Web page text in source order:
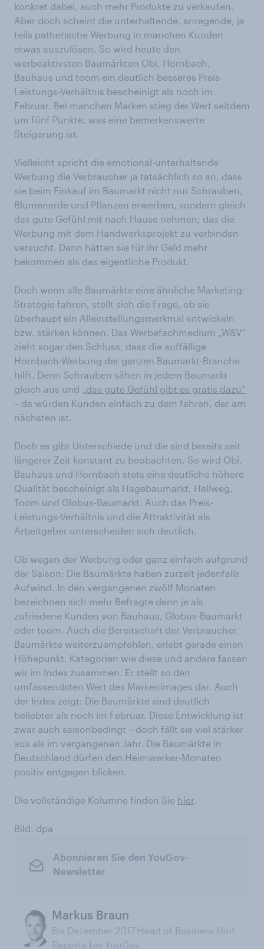
konkret dabei, auch mehr Produkte zu verkaufen.
Aber doch scheint die unterhaltende, anregende, ja
teils pathetische Werbung in manchen Kunden
etwas auszulösen. So wird heute den
werbeaktivsten Baumärkten Obi, Hornbach,
Bauhaus und toom ein deutlich besseres Preis-
Leistungs-Verhältnis bescheinigt als noch im
Februar. Bei manchen Marken stieg der Wert seitdem
um fünf Punkte, was eine bemerkenswerte
Steigerung ist.
Vielleicht spricht die emotional-unterhaltende
Werbung die Verbraucher ja tatsächlich so an, dass
sie beim Einkauf im Baumarkt nicht nur Schrauben,
Blumenerde und Pflanzen erwerben, sondern gleich
das gute Gefühl mit nach Hause nehmen, das die
Werbung mit dem Handwerksprojekt zu verbinden
versucht. Dann hätten sie für ihr Geld mehr
bekommen als das eigentliche Produkt.
Doch wenn alle Baumärkte eine ähnliche Marketing-
Strategie fahren, stellt sich die Frage, ob sie
überhaupt ein Alleinstellungsmerkmal entwickeln
bzw. stärken können. Das Werbefachmedium „W&V“
zieht sogar den Schluss, dass die auffällige
Hornbach-Werbung der ganzen Baumarkt-Branche
hilft. Denn Schrauben sähen in jedem Baumarkt
gleich aus und „das gute Gefühl gibt es gratis dazu“
– da würden Kunden einfach zu dem fahren, der am
nächsten ist.
Doch es gibt Unterschiede und die sind bereits seit
längerer Zeit konstant zu beobachten. So wird Obi,
Bauhaus und Hornbach stets eine deutliche höhere
Qualität bescheinigt als Hagebaumarkt, Hellweg,
Toom und Globus-Baumarkt. Auch das Preis-
Leistungs-Verhältnis und die Attraktivität als
Arbeitgeber unterscheiden sich deutlich.
Ob wegen der Werbung oder ganz einfach aufgrund
der Saison: Die Baumärkte haben zurzeit jedenfalls
Aufwind. In den vergangenen zwölf Monaten
bezeichnen sich mehr Befragte denn je als
zufriedene Kunden von Bauhaus, Globus-Baumarkt
oder toom. Auch die Bereitschaft der Verbraucher,
Baumärkte weiterzuempfehlen, erlebt gerade einen
Höhepunkt. Kategorien wie diese und andere fassen
wir im Index zusammen. Er stellt so den
umfassendsten Wert des Markenimages dar. Auch
der Index zeigt: Die Baumärkte sind deutlich
beliebter als noch im Februar. Diese Entwicklung ist
zwar auch saisonbedingt – doch fällt sie viel stärker
aus als im vergangenen Jahr. Die Baumärkte in
Deutschland dürfen den Heimwerker-Monaten
positiv entgegen blicken.
Die vollständige Kolumne finden Sie hier.
Bild: dpa
Abonnieren Sie den YouGov-
Newsletter
Markus Braun
Bis Dezember 2017 Head of Business Unit
Reports bei YouGov